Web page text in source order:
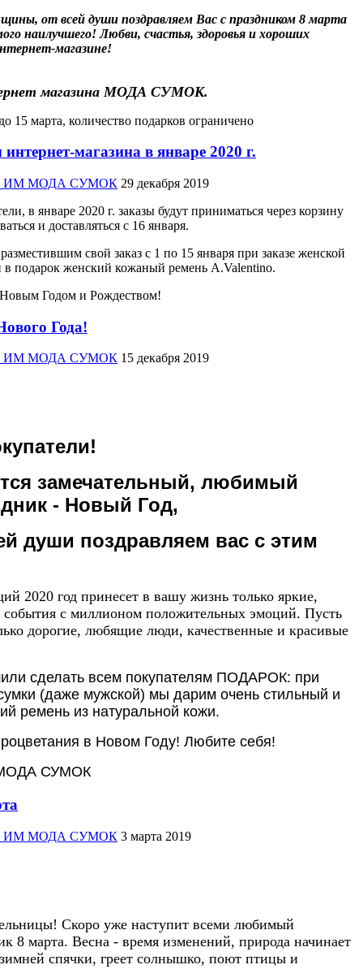
от всей души поздравляем Вас с праздником 8 марта
наилучшего! Любви, счастья, здоровья и хороших
магазине!
магазина МОДА СУМОК.
15 марта, количество подарков ограничено
магазина в январе 2020 г.
ИМ МОДА СУМОК 29 декабря 2019
в январе 2020 г. заказы будут приниматься через корзину
и доставляться с 16 января.
свой заказ с 1 по 15 января при заказе женской
подарок женский кожаный ремень A.Valentino.
Годом и Рождеством!
Года!
ИМ МОДА СУМОК 15 декабря 2019
замечательный, любимый
- Новый Год,
души поздравляем вас с этим
2020 год принесет в вашу жизнь только яркие,
с миллионом положительных эмоций. Пусть
дорогие, любящие люди, качественные и красивые
сделать всем покупателям ПОДАРОК: при
(даже мужской) мы дарим очень стильный и
ремень из натуральной кожи.
в Новом Году! Любите себя!
СУМОК
ИМ МОДА СУМОК 3 марта 2019
Скоро уже наступит всеми любимый
8 марта. Весна - время изменений, природа начинает
спячки, греет солнышко, поют птицы и